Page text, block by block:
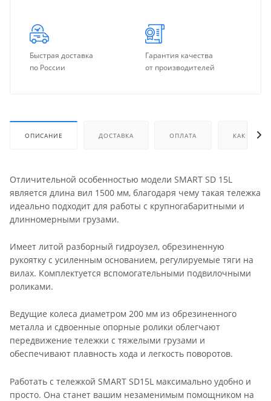
Быстрая доставка
по России
Гарантия качества
от производителей
ОПИСАНИЕ ДОСТАВКА ОПЛАТА КАК
Отличительной особенностью модели SMART SD 15L
является длина вил 1500 мм, благодаря чему такая тележка
идеально подходит для работы с крупногабаритными и
длинномерными грузами.
Имеет литой разборный гидроузел, обрезиненную
рукоятку c усиленным основанием, регулируемые тяги на
вилах. Комплектуется вспомогательными подвилочными
роликами.
Ведущие колеса диаметром 200 мм из обрезиненного
металла и сдвоенные опорные ролики облегчают
передвижение тележки с тяжелыми грузами и
обеспечивают плавность хода и легкость поворотов.
Работать с тележкой SMART SD15L максимально удобно и
просто. Она станет вашим незаменимым помощником на